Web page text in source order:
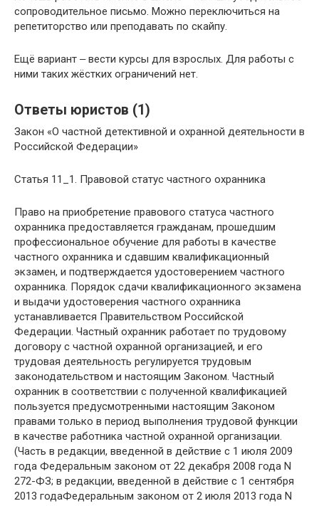
сопроводительное письмо. Можно переключиться на
репетиторство или преподавать по скайпу.
Ещё вариант ‒ вести курсы для взрослых. Для работы с
ними таких жёстких ограничений нет.
Ответы юристов (1)
Закон «О частной детективной и охранной деятельности в
Российской Федерации»
Статья 11_1. Правовой статус частного охранника
Право на приобретение правового статуса частного
охранника предоставляется гражданам, прошедшим
профессиональное обучение для работы в качестве
частного охранника и сдавшим квалификационный
экзамен, и подтверждается удостоверением частного
охранника. Порядок сдачи квалификационного экзамена
и выдачи удостоверения частного охранника
устанавливается Правительством Российской
Федерации. Частный охранник работает по трудовому
договору с частной охранной организацией, и его
трудовая деятельность регулируется трудовым
законодательством и настоящим Законом. Частный
охранник в соответствии с полученной квалификацией
пользуется предусмотренными настоящим Законом
правами только в период выполнения трудовой функции
в качестве работника частной охранной организации.
(Часть в редакции, введенной в действие с 1 июля 2009
года Федеральным законом от 22 декабря 2008 года N
272-ФЗ; в редакции, введенной в действие с 1 сентября
2013 годаФедеральным законом от 2 июля 2013 года N